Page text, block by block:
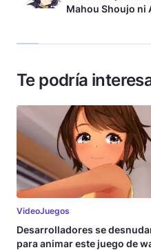
Mahou Shoujo ni
Te podría
VideoJuegos
Desarrolladores se
para animar este juego de